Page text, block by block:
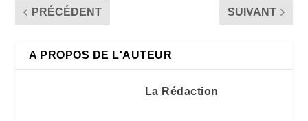
PRÉCÉDENT
SUIVANT
A PROPOS DE L'AUTEUR
La Rédaction